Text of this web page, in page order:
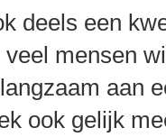
deels een
veel mensen
aan
ook gelijk